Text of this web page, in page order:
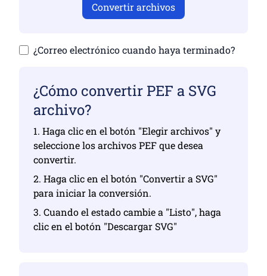
Convertir archivos
¿Correo electrónico cuando haya terminado?
¿Cómo convertir PEF a SVG
archivo?
1. Haga clic en el botón "Elegir archivos" y
seleccione los archivos PEF que desea
convertir.
2. Haga clic en el botón "Convertir a SVG"
para iniciar la conversión.
3. Cuando el estado cambie a "Listo", haga
clic en el botón "Descargar SVG"